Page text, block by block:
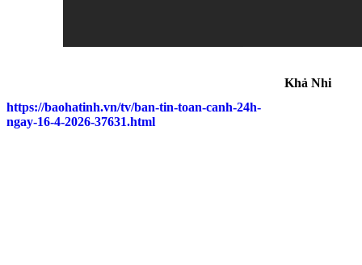
Khả Nhi
https://baohatinh.vn/tv/ban-tin-toan-canh-24h-
ngay-16-4-2026-37631.html